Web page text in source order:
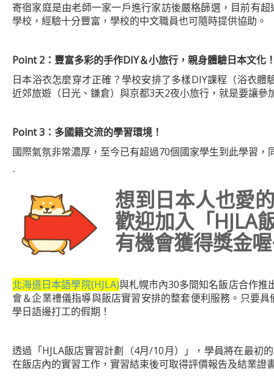
寄宿家庭是由老師一家一戶進行家訪後嚴格篩選，目前有
學校，經驗十分豐富，學校的中文職員也可隨時提供協助。
Point 2 ：豐富多彩的手作DIY＆小旅行，親身體驗日本文化
日本浴衣怎麼穿才正確？學校安排了多樣DIY課程（浴衣
近郊旅遊（日光、鎌倉）與京都3天2夜小旅行，就是要讓參
Point 3 ：多國籍交流的學習環境！
國際氣氛非常濃厚，至今已有超過70個國家學生到此學習
-
想到日本人也愛
歡迎加入「HJLA
有機會獲得獎金
北海道日本語學院(HJLA)與札幌市內30多間知名飯店合作推
會＆企業禮儀指導與飯店實習安排的整套便利服務。只要
學日語邊打工的假期！
透過「HJLA飯店實習計劃（4月/10月）」，學員將在最初
在飯店內的實習工作，實習結束後可取得評價報告及結業證